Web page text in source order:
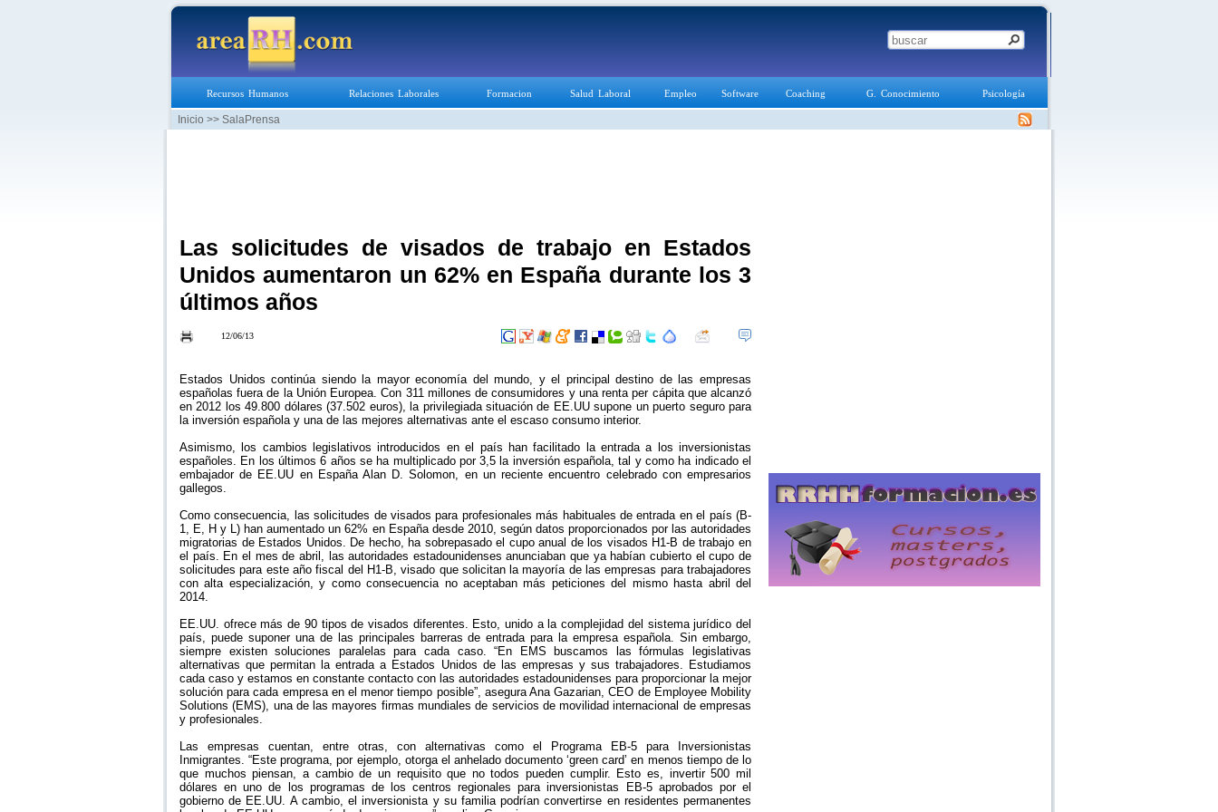
Recursos Humanos Relaciones Laborales Formacion Salud Laboral Empleo Software Coaching G. Conocimiento Psicología
Inicio >> SalaPrensa
Las solicitudes de visados de trabajo en Estados
Unidos aumentaron un 62% en España durante los 3
últimos años
12/06/13
Estados Unidos continúa siendo la mayor economía del mundo, y el principal destino de las empresas
españolas fuera de la Unión Europea. Con 311 millones de consumidores y una renta per cápita que alcanzó
en 2012 los 49.800 dólares (37.502 euros), la privilegiada situación de EE.UU supone un puerto seguro para
la inversión española y una de las mejores alternativas ante el escaso consumo interior.
Asimismo, los cambios legislativos introducidos en el país han facilitado la entrada a los inversionistas
españoles. En los últimos 6 años se ha multiplicado por 3,5 la inversión española, tal y como ha indicado el
embajador de EE.UU en España Alan D. Solomon, en un reciente encuentro celebrado con empresarios
gallegos.
Como consecuencia, las solicitudes de visados para profesionales más habituales de entrada en el país (B-
1, E, H y L) han aumentado un 62% en España desde 2010, según datos proporcionados por las autoridades
migratorias de Estados Unidos. De hecho, ha sobrepasado el cupo anual de los visados H1-B de trabajo en
el país. En el mes de abril, las autoridades estadounidenses anunciaban que ya habían cubierto el cupo de
solicitudes para este año fiscal del H1-B, visado que solicitan la mayoría de las empresas para trabajadores
con alta especialización, y como consecuencia no aceptaban más peticiones del mismo hasta abril del
2014.
EE.UU. ofrece más de 90 tipos de visados diferentes. Esto, unido a la complejidad del sistema jurídico del
país, puede suponer una de las principales barreras de entrada para la empresa española. Sin embargo,
siempre existen soluciones paralelas para cada caso. “En EMS buscamos las fórmulas legislativas
alternativas que permitan la entrada a Estados Unidos de las empresas y sus trabajadores. Estudiamos
cada caso y estamos en constante contacto con las autoridades estadounidenses para proporcionar la mejor
solución para cada empresa en el menor tiempo posible”, asegura Ana Gazarian, CEO de Employee Mobility
Solutions (EMS), una de las mayores firmas mundiales de servicios de movilidad internacional de empresas
y profesionales.
Las empresas cuentan, entre otras, con alternativas como el Programa EB-5 para Inversionistas
Inmigrantes. “Este programa, por ejemplo, otorga el anhelado documento ‘green card’ en menos tiempo de lo
que muchos piensan, a cambio de un requisito que no todos pueden cumplir. Esto es, invertir 500 mil
dólares en uno de los programas de los centros regionales para inversionistas EB-5 aprobados por el
gobierno de EE.UU. A cambio, el inversionista y su familia podrían convertirse en residentes permanentes